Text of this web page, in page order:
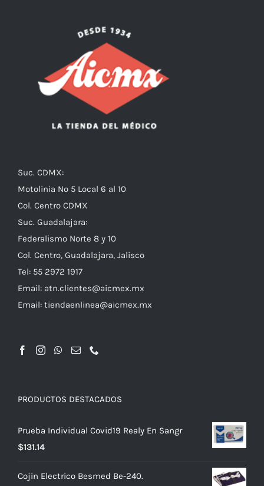
Suc. CDMX:
Motolinia No 5 Local 6 al 10
Col. Centro CDMX
Suc. Guadalajara:
Federalismo Norte 8 y 10
Col. Centro, Guadalajara, Jalisco
Tel: 55 2972 1917
Email: atn.clientes@aicmex.mx
Email: tiendaenlinea@aicmex.mx
PRODUCTOS DESTACADOS
Prueba Individual Covid19 Realy En Sangr
$131.14
Cojin Electrico Besmed Be-240.